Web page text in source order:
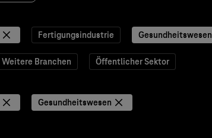
Fertigungsindustrie Gesundheitswesen
Weitere Branchen Öffentlicher Sektor
Gesundheitswesen